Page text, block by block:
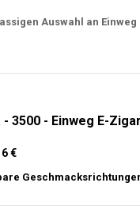
Auswahl an
- 3500 - Einweg E-
€